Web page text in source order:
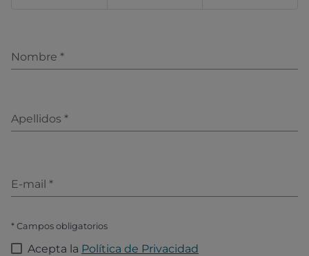
Nombre *
Apellidos *
E-mail *
* Campos obligatorios
Acepta la Política de Privacidad